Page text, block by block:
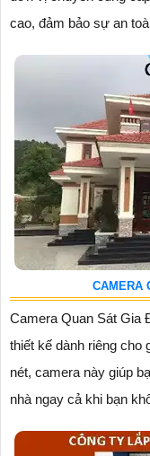
cao, đảm bảo sự an
CAMERA
Camera Quan Sát Gia
thiết kế dành riêng cho
nét, camera này giúp
nhà ngay cả khi bạn